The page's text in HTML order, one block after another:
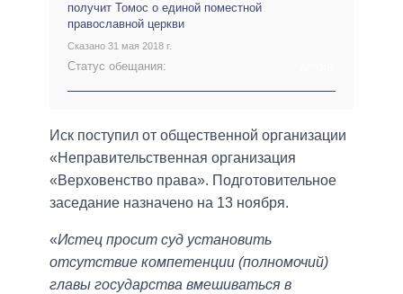
получит Томос о единой поместной
православной церкви
Сказано 31 мая 2018 г.
Статус обещания:
Иск поступил от общественной организации
«Неправительственная организация
«Верховенство права». Подготовительное
заседание назначено на 13 ноября.
«Истец просит суд установить
отсутствие компетенции (полномочий)
главы государства вмешиваться в